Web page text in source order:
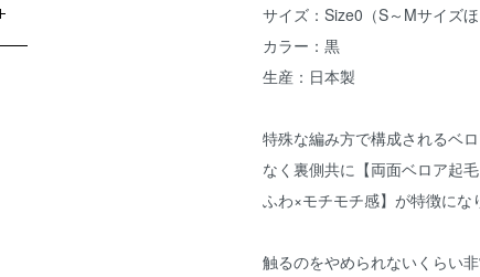
サイズ：Size0（S～Mサイズ
カラー：黒
生産：日本製
特殊な編み方で構成されるベ
なく裏側共に【両面ベロア起
ふわ×モチモチ感】が特徴にな
触るのをやめられないくらい